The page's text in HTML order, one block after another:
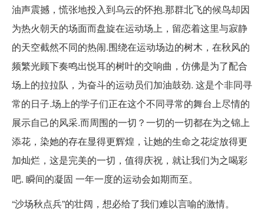
油声震撼，慌张地投入到乌云的怀抱.那群北飞的候鸟却因
为热火朝天的场面而盘旋在运动场上，留恋着这里与寂静
的天空截然不同的热闹.围绕在运动场边的树木，在秋风的
频繁光顾下奏鸣出悦耳的树叶的交响曲，仿佛是为了配合
场上的拉拉队，为奋斗的运动员们加油鼓劲. 这是个非同寻
常的日子.场上的学子们正在这个不同寻常的舞台上尽情的
展示自己的风采.而周围的一切？一切的一切都在为之锦上
添花，染她的存在显得更辉煌，让她的生命之花绽放得更
加灿烂，这是完美的一切，值得庆祝，就让我们为之喝彩
吧. 瞬间的凝固 一年一度的运动会如期而至。
“沙场秋点兵”的壮阔，想必给了我们难以言喻的激情。